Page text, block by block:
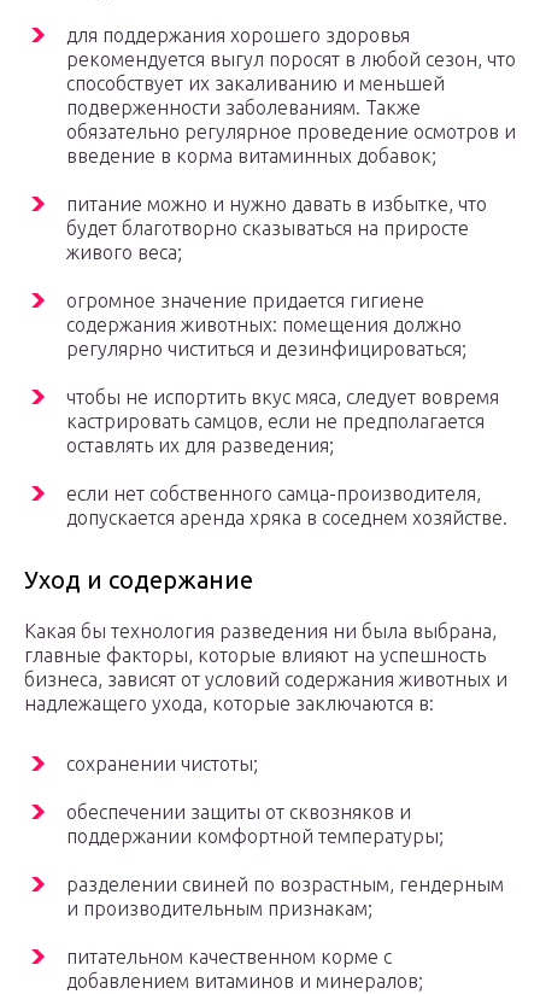
для поддержания хорошего здоровья
рекомендуется выгул поросят в любой сезон, что
способствует их закаливанию и меньшей
подверженности заболеваниям. Также
обязательно регулярное проведение осмотров и
введение в корма витаминных добавок;
питание можно и нужно давать в избытке, что
будет благотворно сказываться на приросте
живого веса;
огромное значение придается гигиене
содержания животных: помещения должно
регулярно чиститься и дезинфицироваться;
чтобы не испортить вкус мяса, следует вовремя
кастрировать самцов, если не предполагается
оставлять их для разведения;
если нет собственного самца-производителя,
допускается аренда хряка в соседнем хозяйстве.
Уход и содержание
Какая бы технология разведения ни была выбрана,
главные факторы, которые влияют на успешность
бизнеса, зависят от условий содержания животных и
надлежащего ухода, которые заключаются в:
сохранении чистоты;
обеспечении защиты от сквозняков и
поддержании комфортной температуры;
разделении свиней по возрастным, гендерным
и производительным признакам;
питательном качественном корме с
добавлением витаминов и минералов;